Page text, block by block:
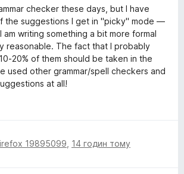
checker these days, but I have
the suggestions I get in "picky" mode —
am writing something a bit more formal
reasonable. The fact that I probably
20% of them should be taken in the
used other grammar/spell checkers and
at all!
19895099 14 годин тому